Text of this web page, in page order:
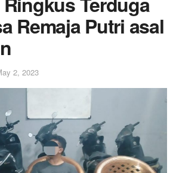
Remaja Putri asal
2, 2023